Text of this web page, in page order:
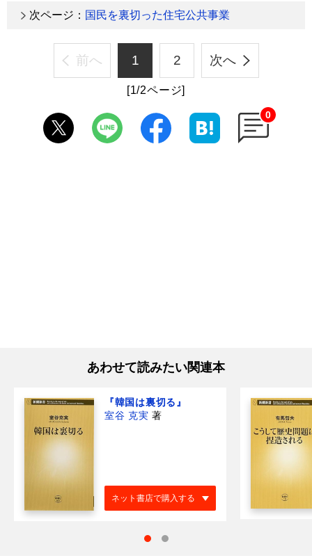
次ページ： 国民を裏切った住宅公共事業
前へ 1 2 次へ
[1/2ページ]
0
あわせて読みたい関連本
『韓国は裏切る』
室谷 克実 著
ネット書店で購入する